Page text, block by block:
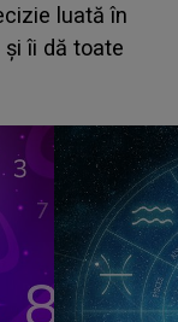
Casa Iubirii
despre mama
pentru